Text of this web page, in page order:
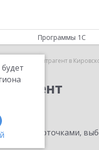
Программы 1С
1С:Контрагент в
карточками,